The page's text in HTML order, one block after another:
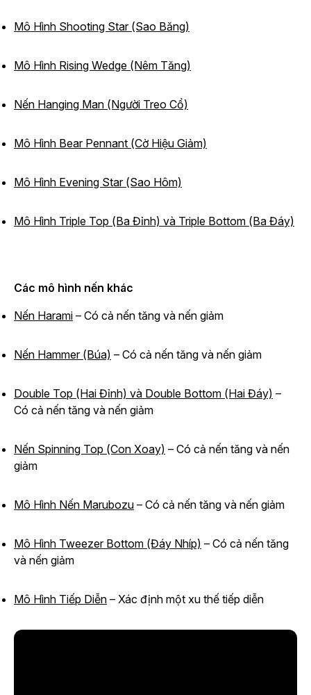
Mô Hình Shooting Star (Sao Băng)
Mô Hình Rising Wedge (Nêm Tăng)
Nến Hanging Man (Người Treo Cổ)
Mô Hình Bear Pennant (Cờ Hiệu Giảm)
Mô Hình Evening Star (Sao Hôm)
Mô Hình Triple Top (Ba Đỉnh) và Triple Bottom (Ba Đáy)
Các mô hình nến khác
Nến Harami – Có cả nến tăng và nến giảm
Nến Hammer (Búa) – Có cả nến tăng và nến giảm
Double Top (Hai Đỉnh) và Double Bottom (Hai Đáy) –
Có cả nến tăng và nến giảm
Nến Spinning Top (Con Xoay) – Có cả nến tăng và nến
giảm
Mô Hình Nến Marubozu – Có cả nến tăng và nến giảm
Mô Hình Tweezer Bottom (Đáy Nhíp) – Có cả nến tăng
và nến giảm
Mô Hình Tiếp Diễn – Xác định một xu thế tiếp diễn